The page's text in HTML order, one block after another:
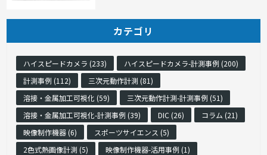
カテゴリ
ハイスピードカメラ (233)
ハイスピードカメラ-計測事例 (200)
計測事例 (112)
三次元動作計測 (81)
溶接・金属加工可視化 (59)
三次元動作計測-計測事例 (51)
溶接・金属加工可視化-計測事例 (39)
DIC (26)
コラム (21)
映像制作機器 (6)
スポーツサイエンス (5)
2色式熱画像計測 (5)
映像制作機器-活用事例 (1)